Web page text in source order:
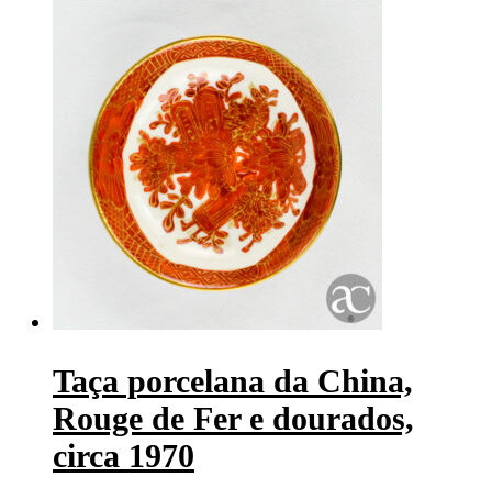
Taça porcelana da China,
Rouge de Fer e dourados,
circa 1970